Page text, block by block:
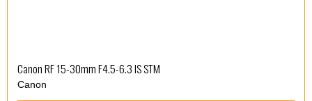
Canon RF 15-30mm F4.5-6.3 IS STM
Canon